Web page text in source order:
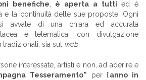
benefiche è aperta a tutti ed è
e la continuità delle sue proposte. Ogni
avvale di una chiara ed accurata
e telematica, con divulgazione
tradizionali, sia sul web
interessate, artisti e non, ad aderire e
Tesseramento” per l’anno in